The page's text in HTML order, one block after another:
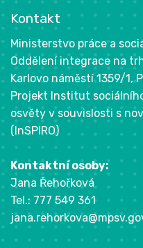
Kontakt
Ministerstvo práce a
Oddělení integrace na
Karlovo náměstí 1359/1,
Projekt Institut
osvěty v souvislosti s
(InSPIRO)
Kontaktní osoby:
Jana Řehořková
Tel.: 777 549 361